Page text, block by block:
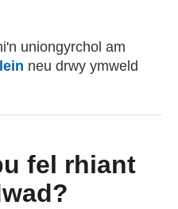
uniongyrchol am
neu drwy ymweld
fel rhiant